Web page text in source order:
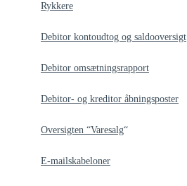
Rykkere
Debitor kontoudtog og saldooversigt
Debitor omsætningsrapport
Debitor- og kreditor åbningsposter
Oversigten “Varesalg“
E-mailskabeloner